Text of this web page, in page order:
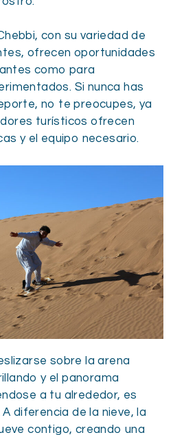
con su variedad de
ofrecen oportunidades
como para
Si nunca has
no te preocupes, ya
turísticos ofrecen
y el equipo necesario.
sobre la arena
y el panorama
a tu alrededor, es
diferencia de la nieve, la
contigo, creando una